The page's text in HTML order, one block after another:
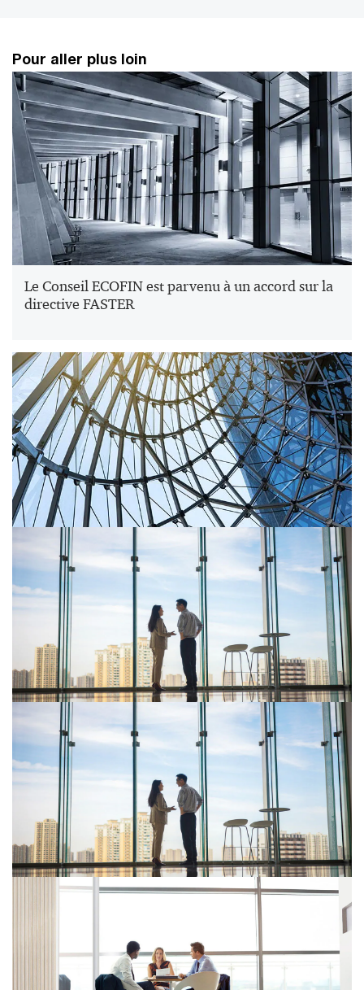
Pour aller plus loin
Le Conseil ECOFIN est parvenu à un accord sur la
directive FASTER
La directive FASTER est adoptée
Incompatibilité de la CVAE des établissements de
crédit avec la directive mère-fille
Défaillance dans l’établissement et le dépôt des
comptes annuels en SAS pluripersonnelle :
précisions de la Cour de cassation